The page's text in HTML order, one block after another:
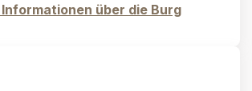
über die Burg